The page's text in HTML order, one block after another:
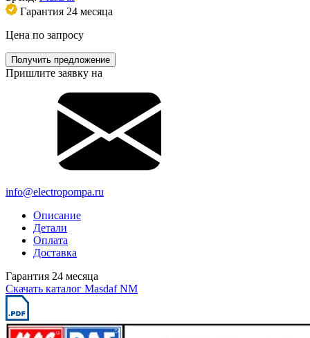
Гарантия 24 месяца
Цена по запросу
Получить предложение
Пришлите заявку на
info@electropompa.ru
Описание
Детали
Оплата
Доставка
Гарантия 24 месяца
Скачать каталог Masdaf NM